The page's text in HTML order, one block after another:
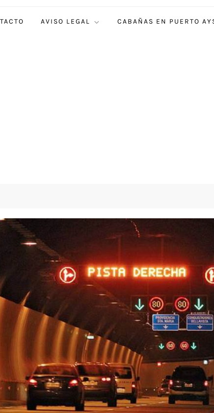
AVISO LEGAL CABAÑAS EN PUERTO